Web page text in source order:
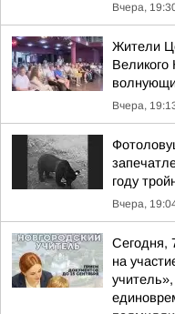
Вчера,
Жители
Великого
Вчера,
году
Вчера,
Сегодня,
на